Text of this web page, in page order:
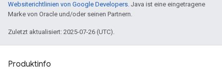
Websiterichtlinien von Google Developers. Java ist eine eingetragene
Marke von Oracle und/oder seinen Partnern.
Zuletzt aktualisiert: 2025-07-26 (UTC).
Produktinfo